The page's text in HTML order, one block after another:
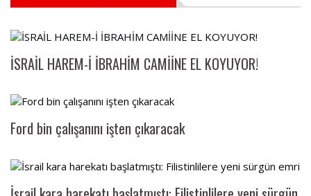
İSRAİL HAREM-İ İBRAHİM CAMİİNE EL KOYUYOR!
Ford bin çalışanını işten çıkaracak